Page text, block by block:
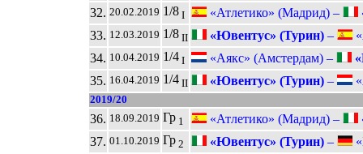
32. 20.02.2019 1/8 I «Атлетико» (Мадрид) –
33. 12.03.2019 1/8 II «Ювентус» (Турин) –
34. 10.04.2019 1/4 I «Аякс» (Амстердам) –
35. 16.04.2019 1/4 II «Ювентус» (Турин) –
2019/20
36. 18.09.2019 Гр 1 «Атлетико» (Мадрид) –
37. 01.10.2019 Гр 2 «Ювентус» (Турин) –